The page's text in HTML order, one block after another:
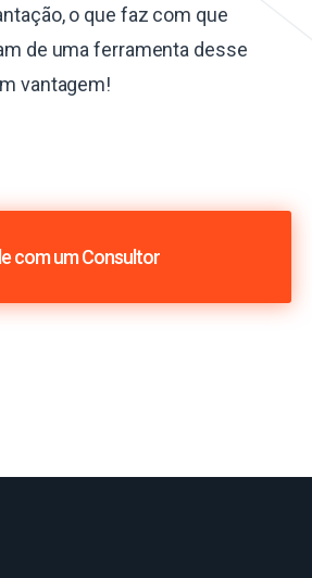
o que faz com que
de uma ferramenta desse
vantagem!
com um Consultor